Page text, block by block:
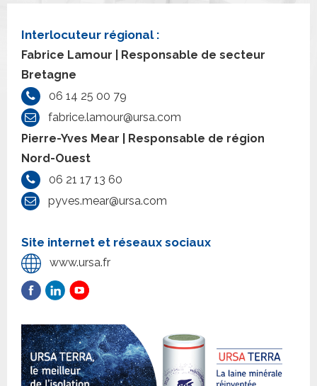
Interlocuteur régional :
Fabrice Lamour | Responsable de secteur
Bretagne
06 14 25 00 79
fabrice.lamour@ursa.com
Pierre-Yves Mear | Responsable de région
Nord-Ouest
06 21 17 13 60
pyves.mear@ursa.com
Site internet et réseaux sociaux
www.ursa.fr